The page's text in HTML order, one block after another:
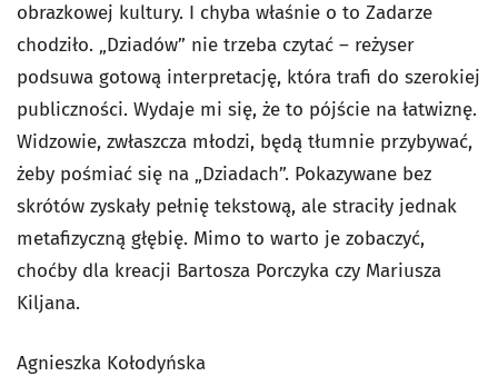
obrazkowej kultury. I chyba właśnie o to Zadarze
chodziło. „Dziadów” nie trzeba czytać – reżyser
podsuwa gotową interpretację, która trafi do szerokiej
publiczności. Wydaje mi się, że to pójście na łatwiznę.
Widzowie, zwłaszcza młodzi, będą tłumnie przybywać,
żeby pośmiać się na „Dziadach”. Pokazywane bez
skrótów zyskały pełnię tekstową, ale straciły jednak
metafizyczną głębię. Mimo to warto je zobaczyć,
choćby dla kreacji Bartosza Porczyka czy Mariusza
Kiljana.
Agnieszka Kołodyńska